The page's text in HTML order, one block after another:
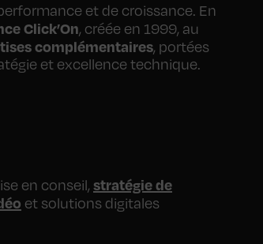
et de croissance. En
Click’On, créée en 1999, au
complémentaires, portées
et excellence technique.
en conseil, stratégie de
et solutions digitales